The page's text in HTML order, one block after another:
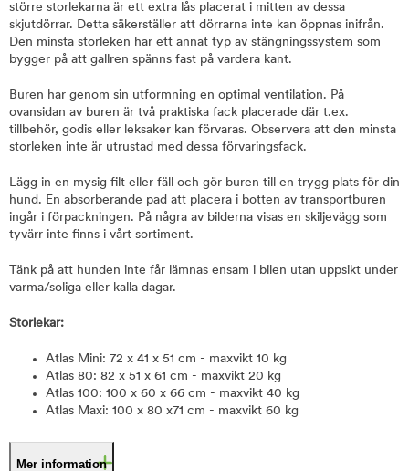
större storlekarna är ett extra lås placerat i mitten av dessa
skjutdörrar. Detta säkerställer att dörrarna inte kan öppnas inifrån.
Den minsta storleken har ett annat typ av stängningssystem som
bygger på att gallren spänns fast på vardera kant.
Buren har genom sin utformning en optimal ventilation. På
ovansidan av buren är två praktiska fack placerade där t.ex.
tillbehör, godis eller leksaker kan förvaras. Observera att den minsta
storleken inte är utrustad med dessa förvaringsfack.
Lägg in en mysig filt eller fäll och gör buren till en trygg plats för din
hund. En absorberande pad att placera i botten av transportburen
ingår i förpackningen. På några av bilderna visas en skiljevägg som
tyvärr inte finns i vårt sortiment.
Tänk på att hunden inte får lämnas ensam i bilen utan uppsikt under
varma/soliga eller kalla dagar.
Storlekar:
Atlas Mini: 72 x 41 x 51 cm - maxvikt 10 kg
Atlas 80: 82 x 51 x 61 cm - maxvikt 20 kg
Atlas 100: 100 x 60 x 66 cm - maxvikt 40 kg
Atlas Maxi: 100 x 80 x71 cm - maxvikt 60 kg
Mer information